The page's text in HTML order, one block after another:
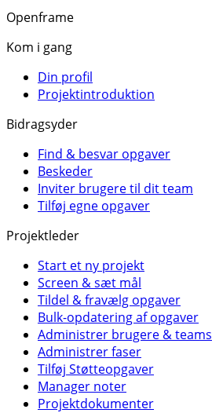
Openframe
Kom i gang
Din profil
Projektintroduktion
Bidragsyder
Find & besvar opgaver
Beskeder
Inviter brugere til dit team
Tilføj egne opgaver
Projektleder
Start et ny projekt
Screen & sæt mål
Tildel & fravælg opgaver
Bulk-opdatering af opgaver
Administrer brugere & teams
Administrer faser
Tilføj Støtteopgaver
Manager noter
Projektdokumenter